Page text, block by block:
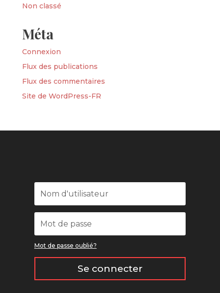
Non classé
Méta
Connexion
Flux des publications
Flux des commentaires
Site de WordPress-FR
Mot de passe oublié?
Se connecter